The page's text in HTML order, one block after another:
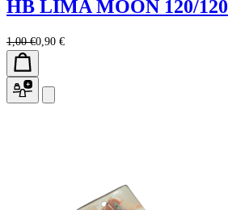
HB LIMA MOON 120/120
1,00 €0,90 €